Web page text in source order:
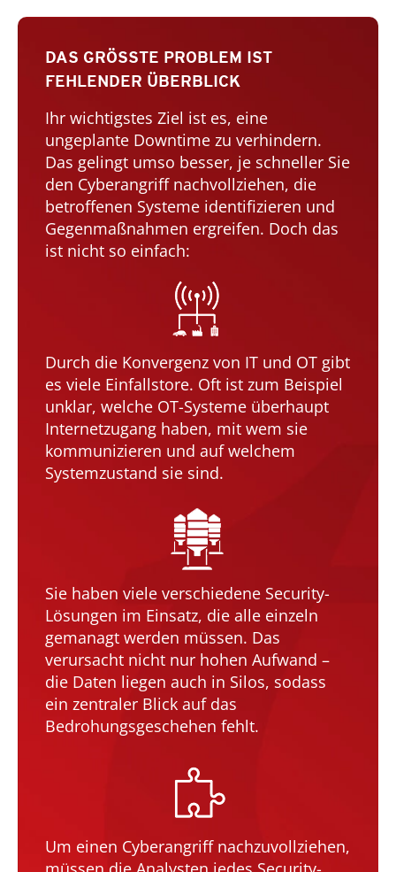
DAS GRÖSSTE PROBLEM IST
FEHLENDER ÜBERBLICK
Ihr wichtigstes Ziel ist es, eine
ungeplante Downtime zu verhindern.
Das gelingt umso besser, je schneller Sie
den Cyberangriff nachvollziehen, die
betroffenen Systeme identifizieren und
Gegenmaßnahmen ergreifen. Doch das
ist nicht so einfach:
Durch die Konvergenz von IT und OT gibt
es viele Einfallstore. Oft ist zum Beispiel
unklar, welche OT-Systeme überhaupt
Internetzugang haben, mit wem sie
kommunizieren und auf welchem
Systemzustand sie sind.
Sie haben viele verschiedene Security-
Lösungen im Einsatz, die alle einzeln
gemanagt werden müssen. Das
verursacht nicht nur hohen Aufwand –
die Daten liegen auch in Silos, sodass
ein zentraler Blick auf das
Bedrohungsgeschehen fehlt.
Um einen Cyberangriff nachzuvollziehen,